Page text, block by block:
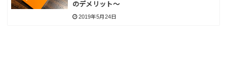
のデメリット〜
2019年5月24日